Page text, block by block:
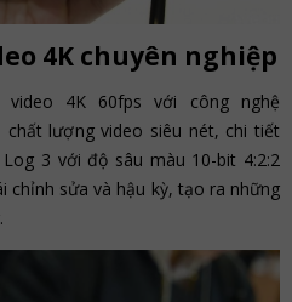
4K chuyên nghiệp
4K 60fps với công nghệ
chất lượng video siêu nét, chi tiết
3 với độ sâu màu 10-bit 4:2:2
chỉnh sửa và hậu kỳ, tạo ra những